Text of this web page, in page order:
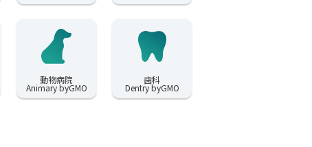
動物病院
Animary byGMO
歯科
Dentry byGMO